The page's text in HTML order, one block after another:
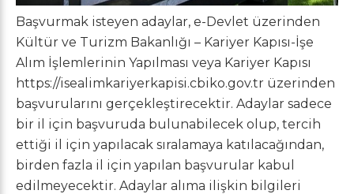
Başvurmak isteyen adaylar, e-Devlet üzerinden
Kültür ve Turizm Bakanlığı – Kariyer Kapısı-İşe
Alım İşlemlerinin Yapılması veya Kariyer Kapısı
https://isealimkariyerkapisi.cbiko.gov.tr üzerinden
başvurularını gerçekleştirecektir. Adaylar sadece
bir il için başvuruda bulunabilecek olup, tercih
ettiği il için yapılacak sıralamaya katılacağından,
birden fazla il için yapılan başvurular kabul
edilmeyecektir. Adaylar alıma ilişkin bilgileri